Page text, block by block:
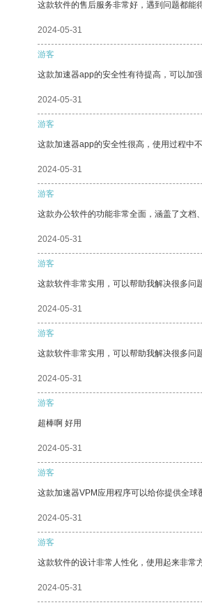
这款软件的售后服务非常好，遇到问题都能
2024-05-31
游客
这款加速器app的安全性有待提高，可以加
2024-05-31
游客
这款加速器app的安全性很高，使用过程中
2024-05-31
游客
这款办公软件的功能非常全面，涵盖了文档
2024-05-31
游客
这款软件非常实用，可以帮助我解决很多问题
2024-05-31
游客
这款软件非常实用，可以帮助我解决很多问
2024-05-31
游客
超棒啊 好用
2024-05-31
游客
这款加速器VPM应用程序可以给你提供全球
2024-05-31
游客
这款软件的设计非常人性化，使用起来非常
2024-05-31